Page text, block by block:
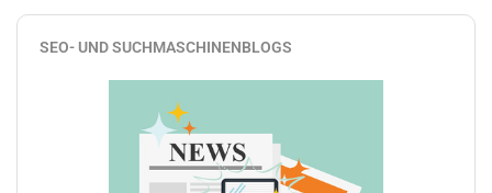
SEO- UND SUCHMASCHINENBLOGS